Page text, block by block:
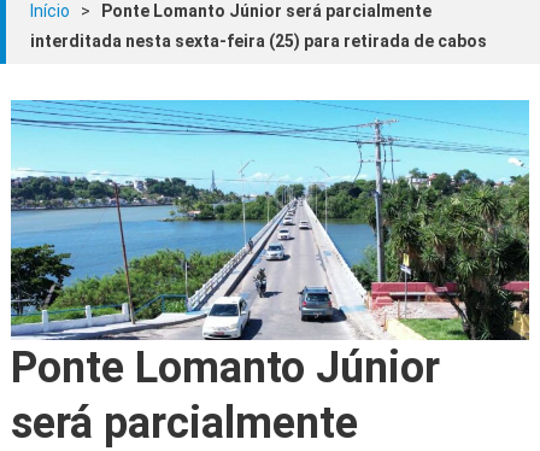
Início >
Ponte Lomanto Júnior será parcialmente
interditada nesta sexta-feira (25) para retirada de cabos
Ponte Lomanto Júnior
será parcialmente